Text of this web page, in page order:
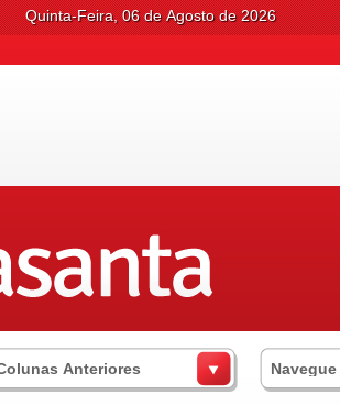
Quinta-Feira, 06 de Agosto de 2026
Anteriores